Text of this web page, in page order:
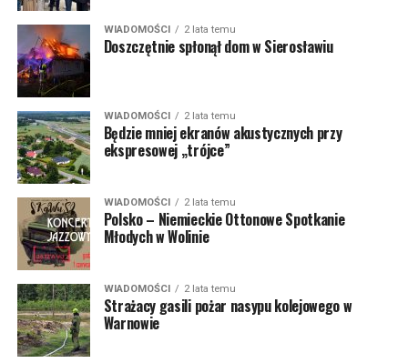
WIADOMOŚCI 2 lata temu
Doszczętnie spłonął dom w Sierosławiu
WIADOMOŚCI 2 lata temu
Będzie mniej ekranów akustycznych przy
ekspresowej „trójce”
WIADOMOŚCI 2 lata temu
Polsko – Niemieckie Ottonowe Spotkanie
Młodych w Wolinie
WIADOMOŚCI 2 lata temu
Strażacy gasili pożar nasypu kolejowego w
Warnowie